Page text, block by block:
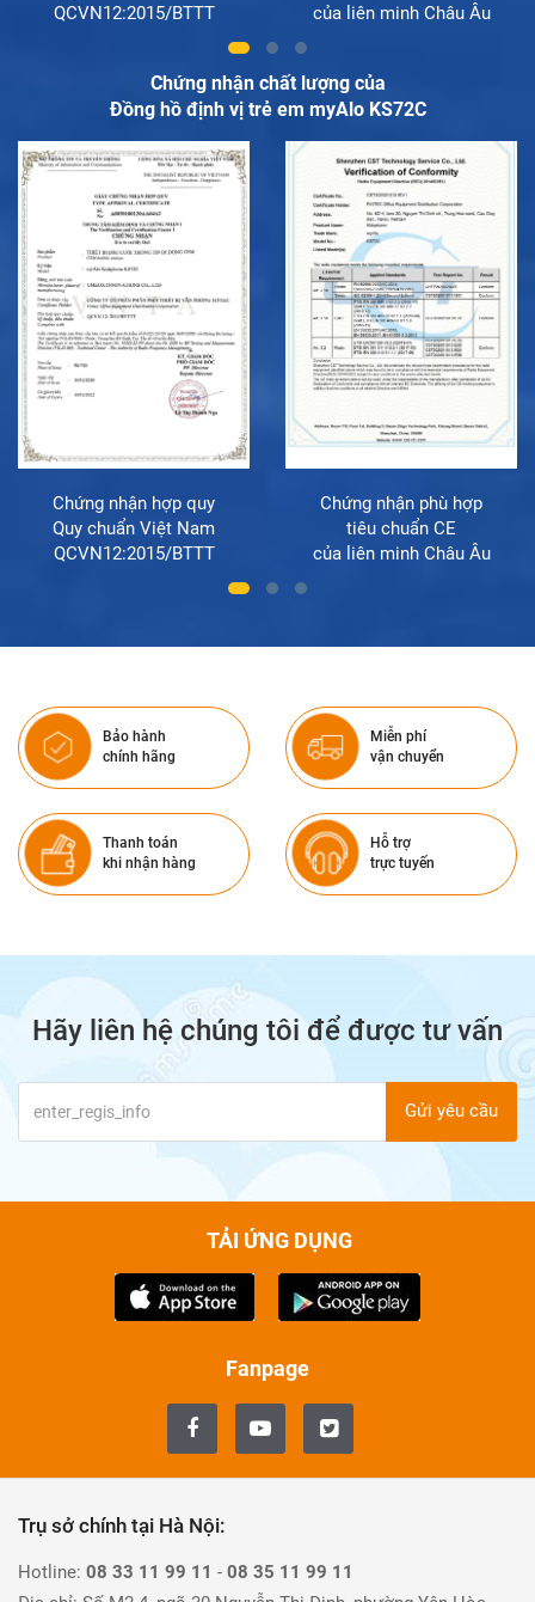
QCVN12:2015/BTTT
của liên minh Châu Âu
Chứng nhận chất lượng của
Đồng hồ định vị trẻ em myAlo KS72C
Chứng nhận hợp quy
Quy chuẩn Việt Nam
QCVN12:2015/BTTT
Chứng nhận phù hợp
tiêu chuẩn CE
của liên minh Châu Âu
Bảo hành
chính hãng
Miễn phí
vận chuyển
Thanh toán
khi nhận hàng
Hỗ trợ
trực tuyến
Hãy liên hệ chúng tôi để được tư vấn
Gửi yêu cầu
TẢI ỨNG DỤNG
Fanpage
Trụ sở chính tại Hà Nội:
Hotline: 08 33 11 99 11 - 08 35 11 99 11